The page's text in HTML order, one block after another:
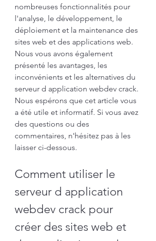
nombreuses fonctionnalités pour
l'analyse, le développement, le
déploiement et la maintenance des
sites web et des applications web.
Nous vous avons également
présenté les avantages, les
inconvénients et les alternatives du
serveur d application webdev crack.
Nous espérons que cet article vous
a été utile et informatif. Si vous avez
des questions ou des
commentaires, n'hésitez pas à les
laisser ci-dessous.
Comment utiliser le
serveur d application
webdev crack pour
créer des sites web et